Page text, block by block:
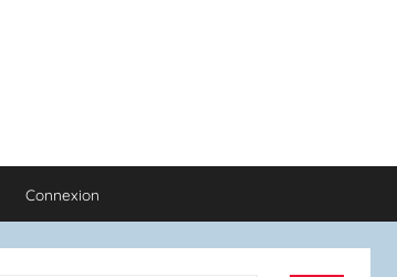
Connexion